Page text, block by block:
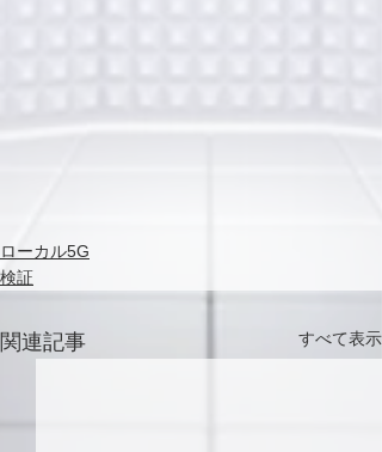
ローカル5G
検証
関連記事 すべて表示